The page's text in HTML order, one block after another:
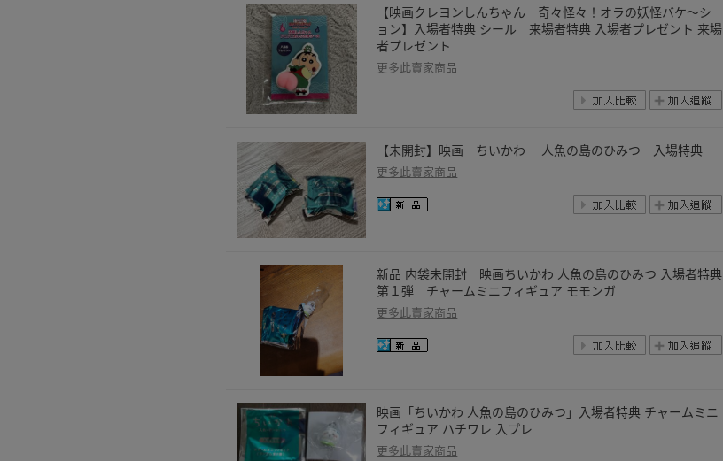
【映画クレヨンしんちゃん 奇々怪々！オラの妖怪バケ～シ
ョン】入場者特典 シール 来場者特典 入場者プレゼント 来場
者プレゼント
更多此賣家商品
【未開封】映画 ちいかわ 人魚の島のひみつ 入場特典
更多此賣家商品
新品 内袋未開封 映画ちいかわ 人魚の島のひみつ 入場者特典
第１弾 チャームミニフィギュア モモンガ
更多此賣家商品
映画「ちいかわ 人魚の島のひみつ」入場者特典 チャームミニ
フィギュア ハチワレ 入プレ
更多此賣家商品